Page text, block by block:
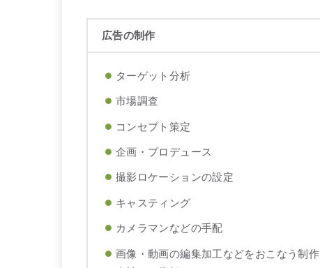
広告の制作
ターゲット分析
市場調査
コンセプト策定
企画・プロデュース
撮影ロケーションの設定
キャスティング
カメラマンなどの手配
画像・動画の編集加工などをおこなう制作